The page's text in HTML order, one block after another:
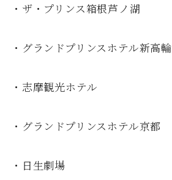
・ザ・プリンス箱根芦ノ湖
・グランドプリンスホテル新高輪
・志摩観光ホテル
・グランドプリンスホテル京都
・日生劇場